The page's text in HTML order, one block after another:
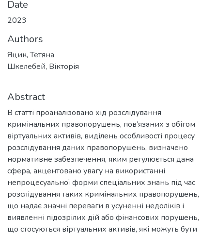
Date
2023
Authors
Яцик, Тетяна
Шкелебей, Вікторія
Abstract
В статті проаналізовано хід розслідування
кримінальних правопорушень, пов’язаних з обігом
віртуальних активів, виділень особливості процесу
розслідування даних правопорушень, визначено
нормативне забезпечення, яким регулюється дана
сфера, акцентовано увагу на використанні
непроцесуальної форми спеціальних знань під час
розслідування таких кримінальних правопорушень,
що надає значні переваги в усуненні недоліків і
виявленні підозрілих дій або фінансових порушень,
що стосуються віртуальних активів, які можуть бути